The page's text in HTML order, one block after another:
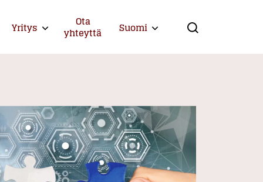
Yritys Expand child menu
Ota
yhteyttä Suomi Expand child menu